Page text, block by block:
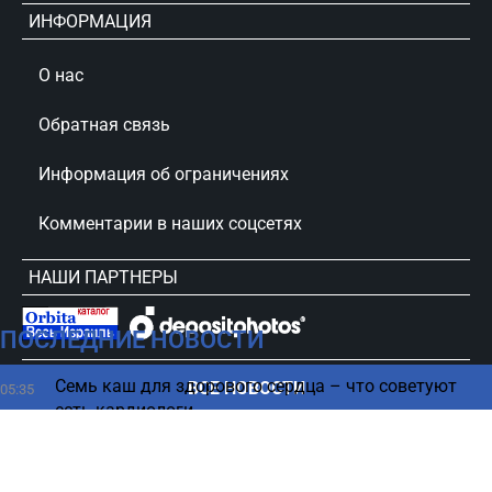
ПОСЛЕДНИЕ НОВОСТИ
05:35
Семь каш для здорового сердца – что советуют
есть кардиологи
ВСЕ НОВОСТИ
ИНФОРМАЦИЯ
О нас
Обратная связь
Информация об ограничениях
Комментарии в наших соцсетях
НАШИ ПАРТНЕРЫ
сursorinfo.co.il © Все права защищены